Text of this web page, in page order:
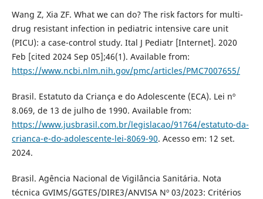
Wang Z, Xia ZF. What we can do? The risk factors for multi-
drug resistant infection in pediatric intensive care unit
(PICU): a case-control study. Ital J Pediatr [Internet]. 2020
Feb [cited 2024 Sep 05];46(1). Available from:
https://www.ncbi.nlm.nih.gov/pmc/articles/PMC7007655/
Brasil. Estatuto da Criança e do Adolescente (ECA). Lei nº
8.069, de 13 de julho de 1990. Available from:
https://www.jusbrasil.com.br/legislacao/91764/estatuto-da-
crianca-e-do-adolescente-lei-8069-90. Acesso em: 12 set.
2024.
Brasil. Agência Nacional de Vigilância Sanitária. Nota
técnica GVIMS/GGTES/DIRE3/ANVISA Nº 03/2023: Critérios